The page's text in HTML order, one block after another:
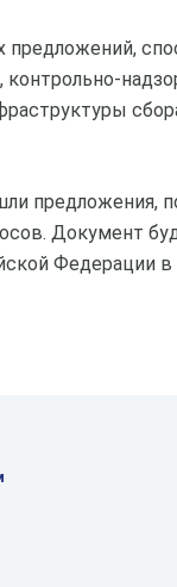
предложений,
контрольно-
предложения,
Документ
Федерации